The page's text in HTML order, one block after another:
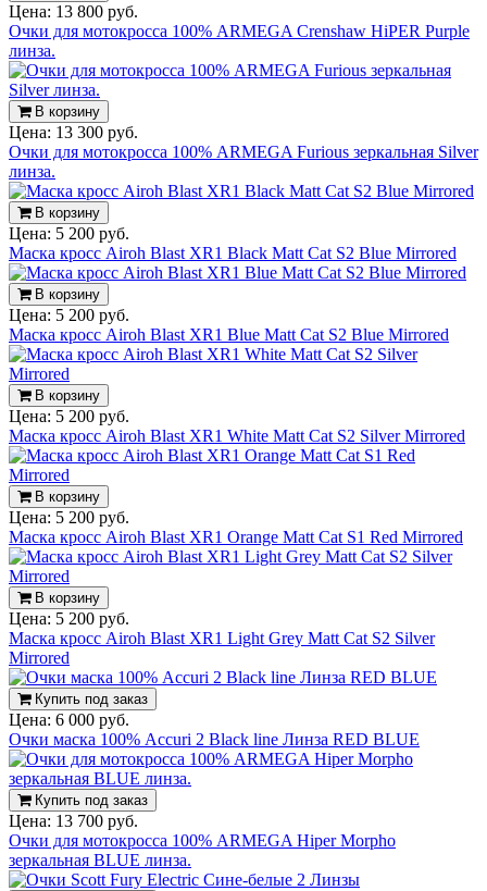
Цена: 13 800 руб.
Очки для мотокросса 100% ARMEGA Crenshaw HiPER Purple
линза.
В корзину
Цена: 13 300 руб.
Очки для мотокросса 100% ARMEGA Furious зеркальная Silver
линза.
В корзину
Цена: 5 200 руб.
Маска кросс Airoh Blast XR1 Black Matt Cat S2 Blue Mirrored
В корзину
Цена: 5 200 руб.
Маска кросс Airoh Blast XR1 Blue Matt Cat S2 Blue Mirrored
В корзину
Цена: 5 200 руб.
Маска кросс Airoh Blast XR1 White Matt Cat S2 Silver Mirrored
В корзину
Цена: 5 200 руб.
Маска кросс Airoh Blast XR1 Orange Matt Cat S1 Red Mirrored
В корзину
Цена: 5 200 руб.
Маска кросс Airoh Blast XR1 Light Grey Matt Cat S2 Silver
Mirrored
Купить под заказ
Цена: 6 000 руб.
Очки маска 100% Accuri 2 Black line Линза RED BLUE
Купить под заказ
Цена: 13 700 руб.
Очки для мотокросса 100% ARMEGA Hiper Morpho
зеркальная BLUE линза.